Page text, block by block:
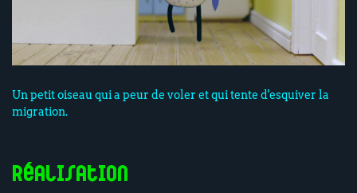
Un petit oiseau qui a peur de voler et qui tente d'esquiver la
migration.
Réalisation